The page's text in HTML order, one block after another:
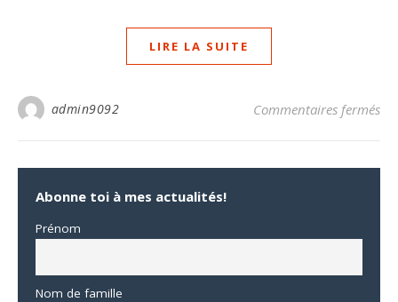
LIRE LA SUITE
admin9092 Commentaires fermés
Abonne toi à mes actualités!
Prénom
Nom de famille